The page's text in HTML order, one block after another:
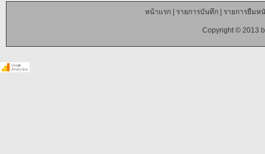
หน้าแรก| รายการบันทึก| รายการยืมห
Copyright © 2013